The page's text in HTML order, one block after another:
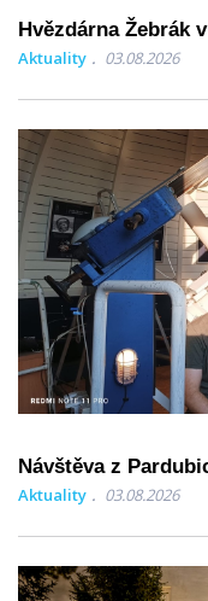
Hvězdárna Žebrák
Aktuality 03.08.2026
Návštěva z
Aktuality 03.08.2026